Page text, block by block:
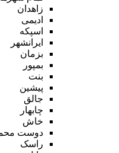
زاهدان
ادیمی
اسپکه
ایرانشهر
بزمان
بمپور
بنت
پیشین
جالق
چابهار
خاش
دوست
راسک